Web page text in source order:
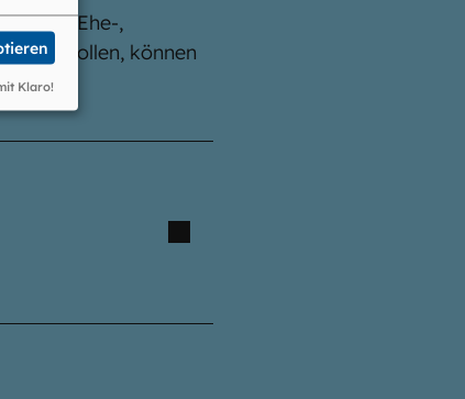
der Ehe-,
wollen, können
Klaro!